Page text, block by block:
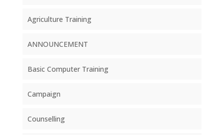
Agriculture Training
ANNOUNCEMENT
Basic Computer Training
Campaign
Counselling